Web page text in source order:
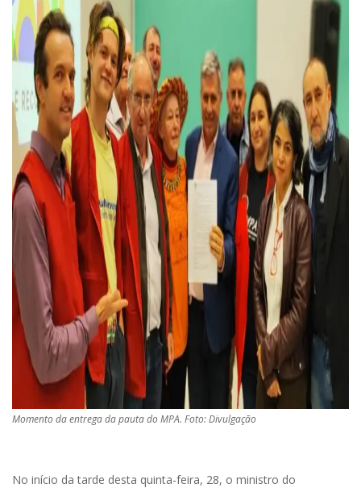
Momento da entrega da pauta do MPA. Foto: Divulgação
No início da tarde desta quinta-feira, 28, o ministro do